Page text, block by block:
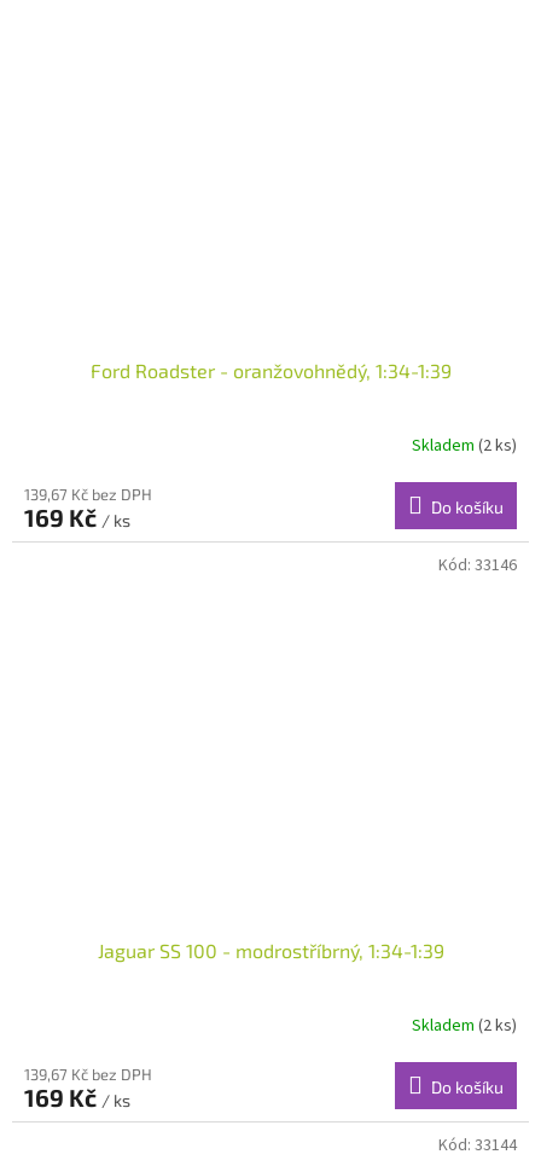
Ford Roadster - oranžovohnědý, 1:34-1:39
Skladem (2 ks)
139,67 Kč bez DPH
169 Kč / ks
Do košíku
Jaguar SS 100 - modrostříbrný, 1:34-1:39
Skladem (2 ks)
139,67 Kč bez DPH
169 Kč / ks
Do košíku
Kód: 33146
Kód: 33144